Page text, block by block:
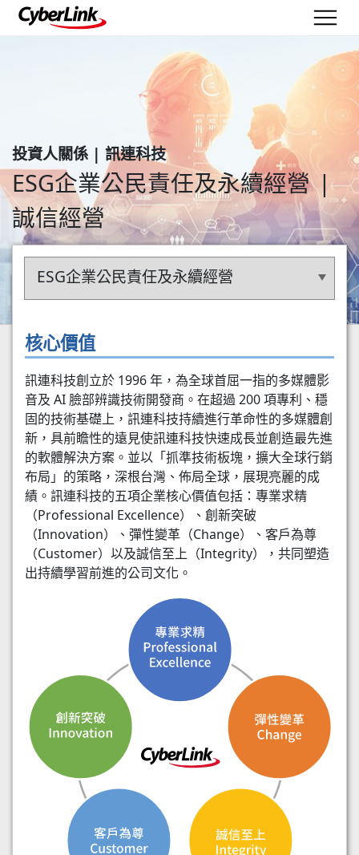
投資人關係 | 訊連科技
ESG企業公民責任及永續經營
誠信經營
ESG企業公民責任及永續經營
核心價值
訊連科技創立於 1996 年，為全球首屈一指的多媒體影
音及 AI 臉部辨識技術開發商。在超過 200 項專利、穩
固的技術基礎上，訊連科技持續進行革命性的多媒體創
新，具前瞻性的遠見使訊連科技快速成長並創造最先進
的軟體解決方案。並以「抓準技術板塊，擴大全球行銷
布局」的策略，深根台灣、佈局全球，展現亮麗的成
績。訊連科技的五項企業核心價值包括：專業求精
（Professional Excellence）、創新突破
（Innovation）、彈性變革（Change）、客戶為尊
（Customer）以及誠信至上（Integrity），共同塑造
出持續學習前進的公司文化。